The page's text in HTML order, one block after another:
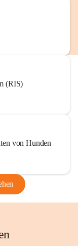
(RIS)
von Hunden